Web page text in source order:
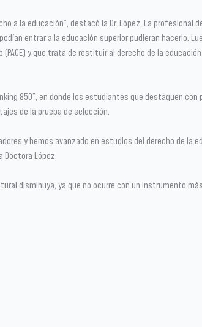
a la educación”, destacó la Dr. López. La
entrar a la educación superior pudieran hacerlo.
y que trata de restituir al derecho de la
850”, en donde los estudiantes que destaquen
de la prueba de selección.
y hemos avanzado en estudios del derecho de
Doctora López.
disminuya, ya que no ocurre con un instrumento